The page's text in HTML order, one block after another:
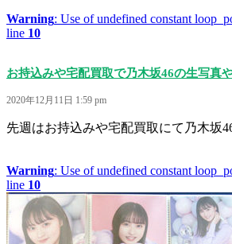
Warning: Use of undefined constant
line 10
お持込みや宅配買取で乃木坂46の生写真
2020年12月11日 1:59 pm
先週はお持込みや宅配買取にて乃木坂
Warning: Use of undefined constant
line 10